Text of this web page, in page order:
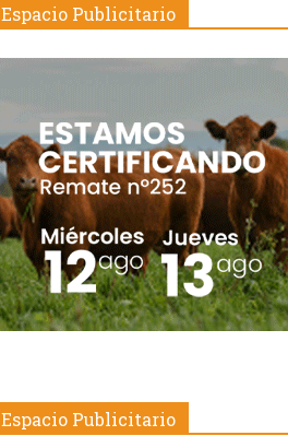
Espacio Publicitario
Espacio Publicitario